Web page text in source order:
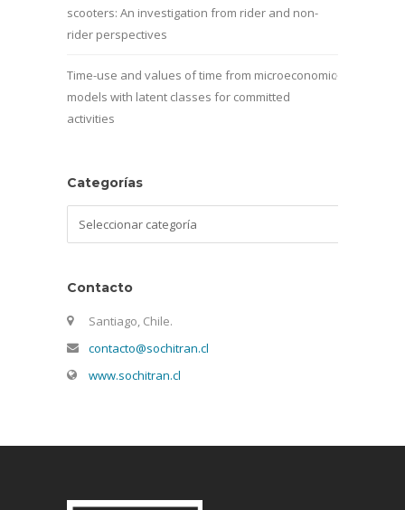
scooters: An investigation from rider and non-
rider perspectives
Time-use and values of time from microeconomic
models with latent classes for committed
activities
Categorías
Contacto
Santiago, Chile.
contacto@sochitran.cl
www.sochitran.cl